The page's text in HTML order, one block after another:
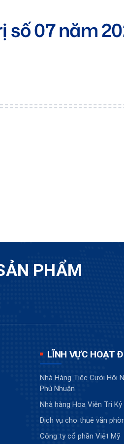
số 07 năm
PHẨM
LĨNH VỰC HOẠT
Nhà Hàng Tiệc Cưới Hội
Phú Nhuận
Nhà hàng Hoa Viên Tri Kỷ
Dịch vụ cho thuê văn
Công ty cổ phần Việt Mỹ